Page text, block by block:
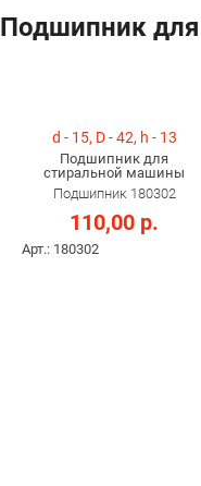
Подшипник
d - 15, D - 42, h - 13
Подшипник для
стиральной машины
Подшипник 180302
110,00 р.
Арт.: 180302